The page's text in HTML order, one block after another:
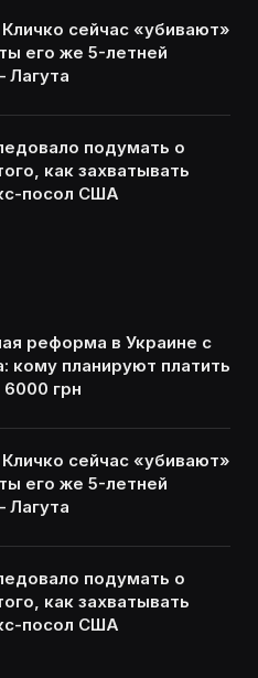
Кличко сейчас «убивают»
его же 5-летней
подумать о
как захватывать
посол США
реформа в Украине с
кому планируют платить
грн
Кличко сейчас «убивают»
его же 5-летней
подумать о
как захватывать
посол США